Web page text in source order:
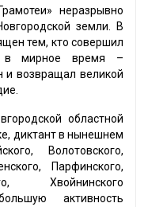
неразрывно
земли. В
тем, кто совершил
в мирное время –
и возвращал великой
областной
диктант в нынешнем
Волотовского,
Парфинского,
Хвойнинского
активность